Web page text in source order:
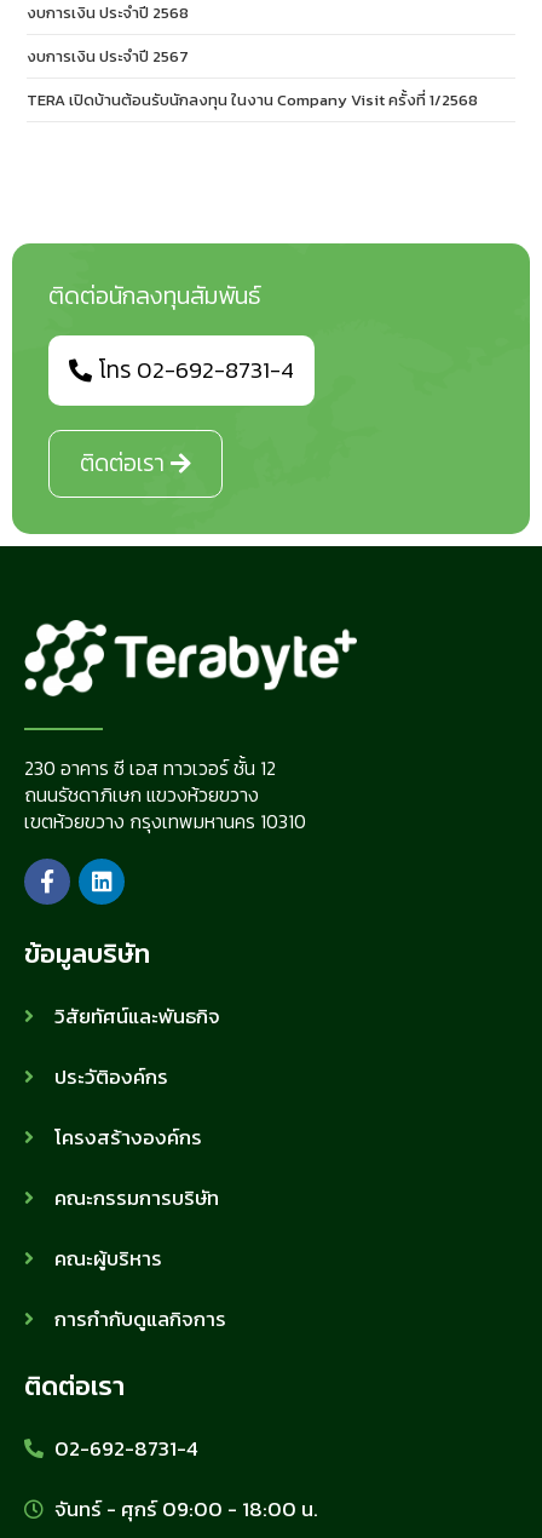
งบการเงิน ประจำปี 2568
งบการเงิน ประจำปี 2567
TERA เปิดบ้านต้อนรับนักลงทุน ในงาน Company Visit ครั้งที่ 1/2568
ติดต่อนักลงทุนสัมพันธ์
โทร 02-692-8731-4
ติดต่อเรา
230 อาคาร ซี เอส ทาวเวอร์ ชั้น 12
ถนนรัชดาภิเษก แขวงห้วยขวาง
เขตห้วยขวาง กรุงเทพมหานคร 10310
ข้อมูลบริษัท
วิสัยทัศน์และพันธกิจ
ประวัติองค์กร
โครงสร้างองค์กร
คณะกรรมการบริษัท
คณะผู้บริหาร
การกำกับดูแลกิจการ
ติดต่อเรา
02-692-8731-4
จันทร์ - ศุกร์ 09:00 - 18:00 น.